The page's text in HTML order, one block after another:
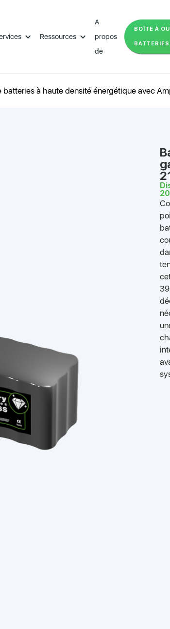
Ressources
A
propos
de
BOÎTE À
BATTERIES
à haute densité énergétique avec